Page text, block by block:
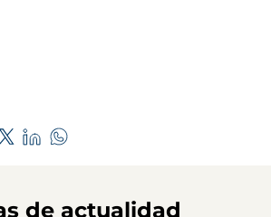
de actualidad